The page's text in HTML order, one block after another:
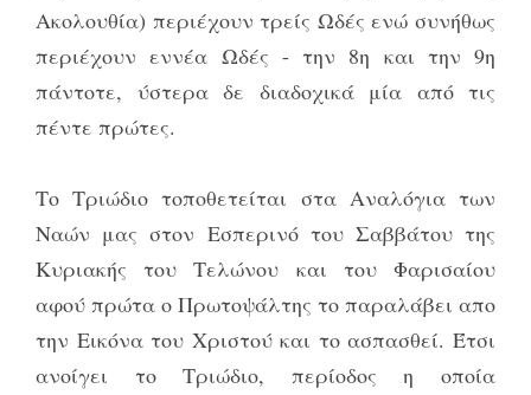
Ακολουθία) περιέχουν τρείς Ωδές ενώ συνήθως
περιέχουν εννέα Ωδές - την 8η και την 9η
πάντοτε, ύστερα δε διαδοχικά μία από τις
πέντε πρώτες.
Το Τριώδιο τοποθετείται στα Αναλόγια των
Ναών μας στον Εσπερινό του Σαββάτου της
Κυριακής του Τελώνου και του Φαρισαίου
αφού πρώτα ο Πρωτοψάλτης το παραλάβει απο
την Εικόνα του Χριστού και το ασπασθεί. Έτσι
ανοίγει το Τριώδιο, περίοδος η οποία